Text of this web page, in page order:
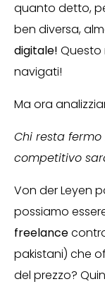
quanto detto,
ben diversa,
digitale! Questo
navigati!
Ma ora
Chi resta
competitivo
Von der Leyen
possiamo
freelance
pakistani) che
del prezzo?